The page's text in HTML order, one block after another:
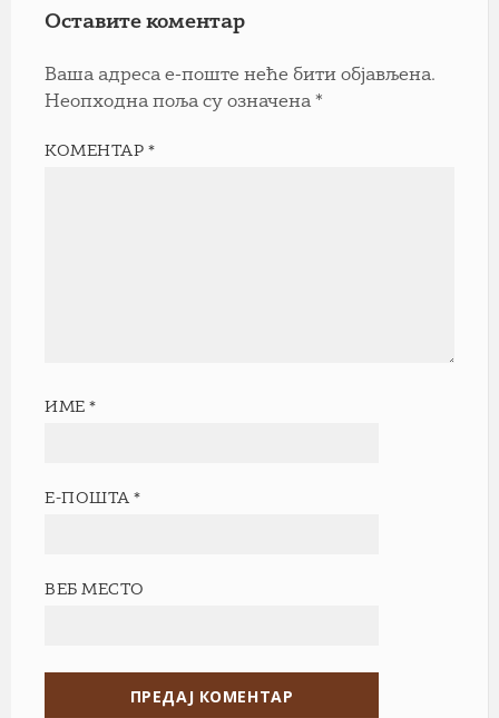
Оставите коментар
Ваша адреса е-поште неће бити објављена.
Неопходна поља су означена *
КОМЕНТАР*
ИМЕ*
Е-ПОШТА*
ВЕБ МЕСТО